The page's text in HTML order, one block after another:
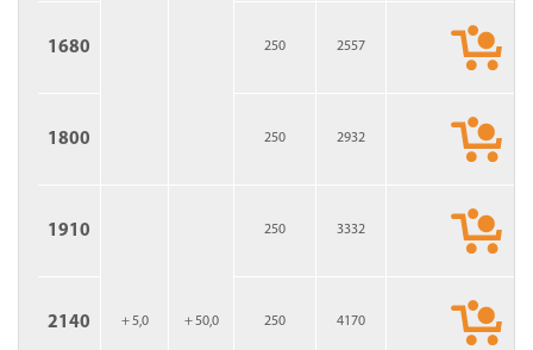
1680 250 2557
1800 250 2932
1910
+ 5,0 + 50,0
250 3332
2140 250 4170